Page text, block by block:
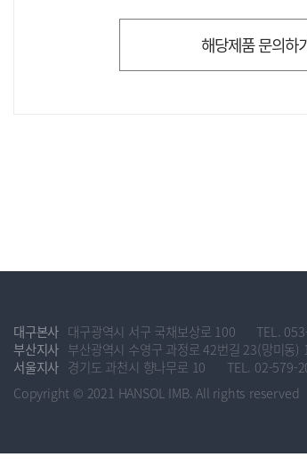
해당제품 문의하
대구본사 대구광역시 서구 국채보상로 100 TEL.
부산지사 부산광역시 수영구 과정로 42번길 23(망미동)
서울지사 경기도 과천시 향나무로 10 TEL. 02-579-
Copyright © 2021 HANSOL IMB. All rights reserved